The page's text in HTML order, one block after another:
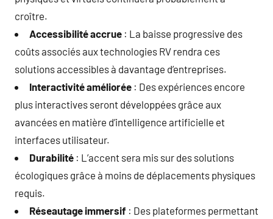
croître.
Accessibilité accrue : La baisse progressive des
coûts associés aux technologies RV rendra ces
solutions accessibles à davantage d’entreprises.
Interactivité améliorée : Des expériences encore
plus interactives seront développées grâce aux
avancées en matière d’intelligence artificielle et
interfaces utilisateur.
Durabilité : L’accent sera mis sur des solutions
écologiques grâce à moins de déplacements physiques
requis.
Réseautage immersif : Des plateformes permettant